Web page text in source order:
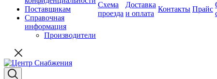
Поставщикам
Справочная
информация
Производители
Схема
проезда
Доставка
и оплата
Контакты Прайс